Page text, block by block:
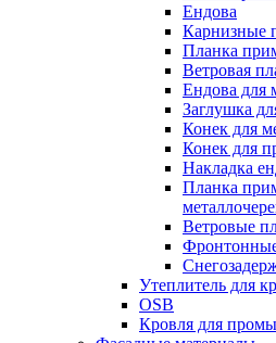
Ендова
Карнизные
Планка
Ветровая
Ендова для
Заглушка
Конек для
Конек для
Накладка
Планка
Ветровые
Утеплитель для
OSB
Кровля для